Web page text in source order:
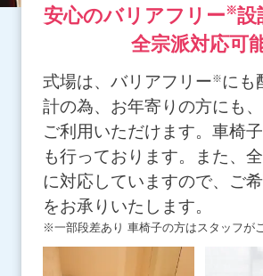
安心のバリアフリー ※設
全宗派対応可
式場は、バリアフリー※にも
計の為、お年寄りの方にも
ご利用いただけます。車椅
も行っております。また、
に対応していますので、ご
をお承りいたします。
※一部段差あり 車椅子の方はスタッフが